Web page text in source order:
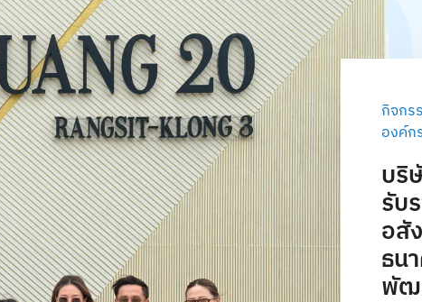
กิจกร
องค์ก
บริ
รับ
อสั
ธน
พัฒ